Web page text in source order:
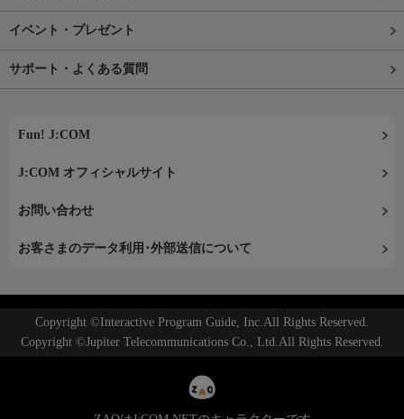
イベント・プレゼント
サポート・よくある質問
Fun! J:COM
J:COM オフィシャルサイト
お問い合わせ
お客さまのデータ利用･外部送信について
Copyright ©Interactive Program Guide, Inc.All Rights Reserved.
Copyright ©Jupiter Telecommunications Co., Ltd.All Rights Reserved.